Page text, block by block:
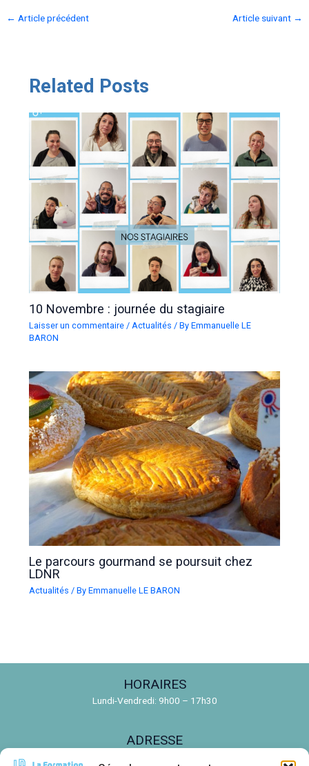
Navigation
← Article précédent Article suivant →
Related Posts
10 Novembre : journée du stagiaire
Laisser un commentaire / Actualités / By Emmanuelle LE
BARON
Le parcours gourmand se poursuit chez
LDNR
Actualités / By Emmanuelle LE BARON
HORAIRES
Lundi-Vendredi: 9h00 – 17h30
ADRESSE